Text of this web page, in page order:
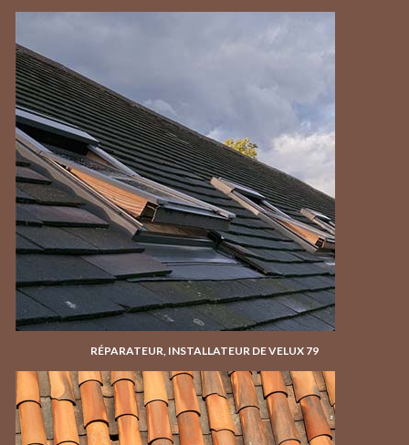
RÉPARATEUR, INSTALLATEUR DE VELUX 79